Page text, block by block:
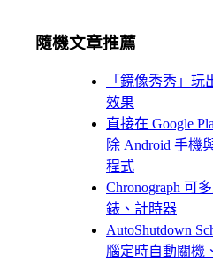
隨機文章推薦
「鏡像秀秀」
效果
直接在 Google
除 Android 手機
程式
Chronograph 可
錶、計時器
AutoShutdown
腦定時自動關機